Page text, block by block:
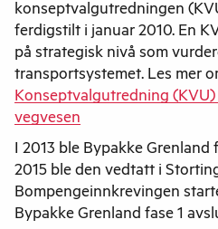
konseptvalgutredningen
ferdigstilt i januar 2010. En
på strategisk nivå som
transportsystemet. Les mer
Konseptvalgutredning (KVU)
vegvesen
I 2013 ble Bypakke Grenland
2015 ble den vedtatt i
Bompengeinnkrevingen
Bypakke Grenland fase 1